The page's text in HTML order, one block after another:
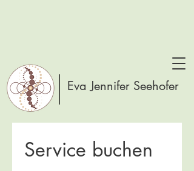
Eva Jennifer Seehofer
Service buchen